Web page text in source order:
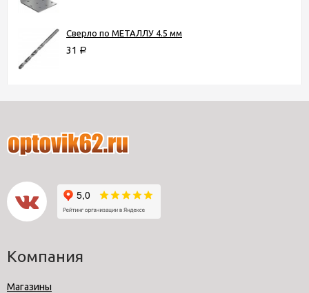
Сверло по МЕТАЛЛУ 4.5 мм
31 Р
Компания
Магазины